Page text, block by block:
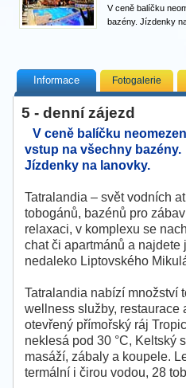
V ceně balíčku
bazény. Jízdenky
Informace Fotogalerie
5 - denní zájezd
V ceně balíčku
vstup na všechny bazény.
Jízdenky na lanovky.
Tatralandia – svět vodních
tobogánů, bazénů pro
relaxaci, v komplexu se
chat či apartmánů a najdete
nedaleko Liptovského
Tatralandia nabízí množství
wellness služby, restaurace
otevřený přímořský ráj
neklesá pod 30 °C, Keltský
masáží, zábaly a koupele.
termální i čirou vodou, 28